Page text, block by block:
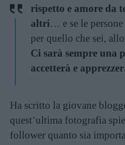
rispetto e amore da
altri… e se le
per quello che sei,
Ci sarà sempre una
accetterà e
Ha scritto la giovane
quest’ultima fotografia
follower quanto sia